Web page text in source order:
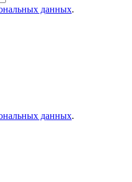
данных.
данных.